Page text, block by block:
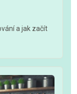
a jak začít